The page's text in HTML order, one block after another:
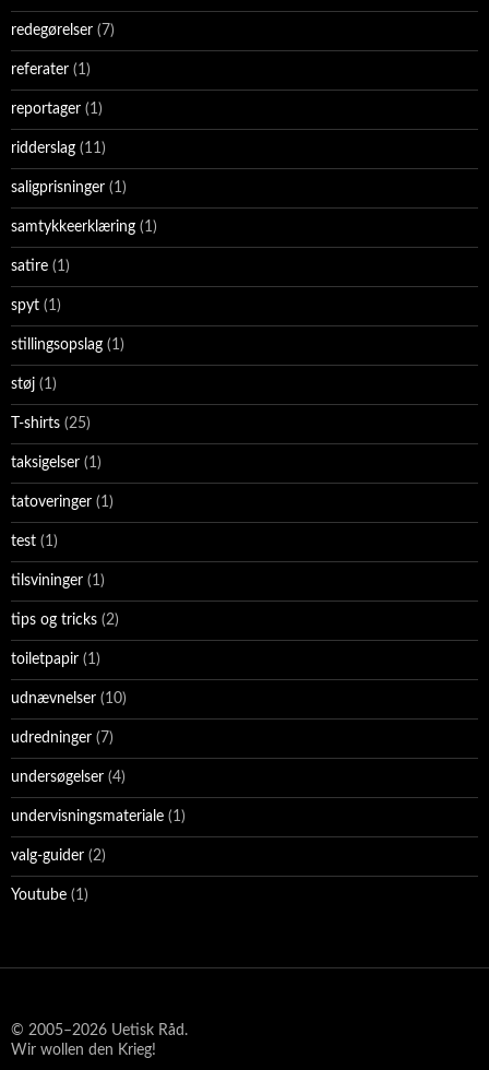
redegørelser (7)
referater (1)
reportager (1)
ridderslag (11)
saligprisninger (1)
samtykkeerklæring (1)
satire (1)
spyt (1)
stillingsopslag (1)
støj (1)
T-shirts (25)
taksigelser (1)
tatoveringer (1)
test (1)
tilsvininger (1)
tips og tricks (2)
toiletpapir (1)
udnævnelser (10)
udredninger (7)
undersøgelser (4)
undervisningsmateriale (1)
valg-guider (2)
Youtube (1)
© 2005–2026 Uetisk Råd.
Wir wollen den Krieg!